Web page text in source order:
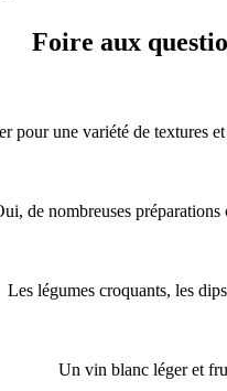
Foire aux
pour une variété de textures
de nombreuses
Les légumes croquants, les
Un vin blanc léger et